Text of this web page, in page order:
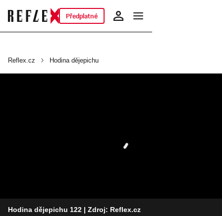
Předplatné
Reflex.cz Hodina dějepichu
Hodina dějepichu 122 | Zdroj: Reflex.cz